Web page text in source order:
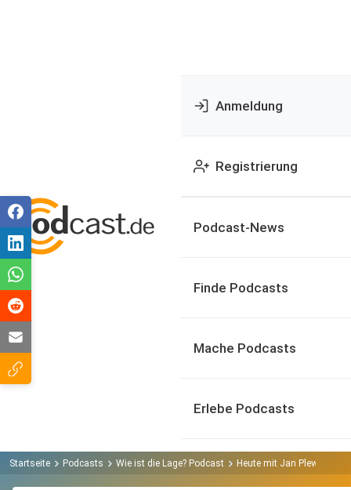
Anmeldung
Registrierung
Podcast-News
Finde Podcasts
Mache Podcasts
Erlebe Podcasts
Startseite Podcasts Wie ist die Lage? Podcast Heute mit Jan Plewka